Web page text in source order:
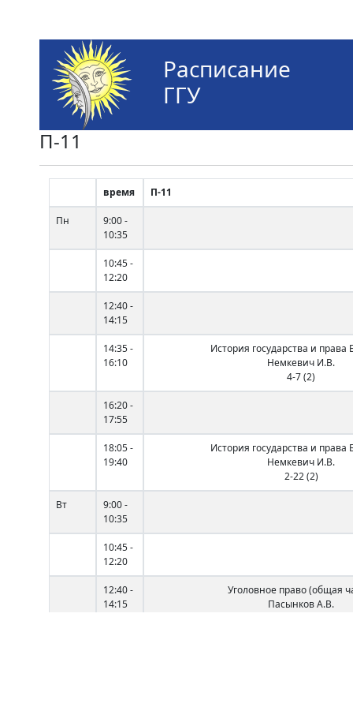
Расписание
ГГУ
П-11
время П-11
Пн
9:00 -
10:35
10:45 -
12:20
12:40 -
14:15
14:35 -
16:10
История государства и права
Немкевич И.В.
4-7 (2)
16:20 -
17:55
18:05 -
19:40
История государства и права
Немкевич И.В.
2-22 (2)
Вт
9:00 -
10:35
10:45 -
12:20
12:40 -
14:15
Уголовное право (общая
Пасынков А.В.